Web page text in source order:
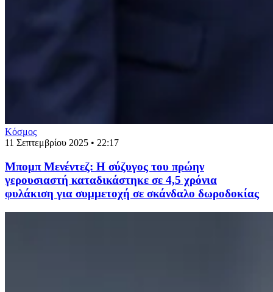
Κόσμος
11 Σεπτεμβρίου 2025 • 22:17
Μπομπ Μενέντεζ: Η σύζυγος του πρώην
γερουσιαστή καταδικάστηκε σε 4,5 χρόνια
φυλάκιση για συμμετοχή σε σκάνδαλο δωροδοκίας